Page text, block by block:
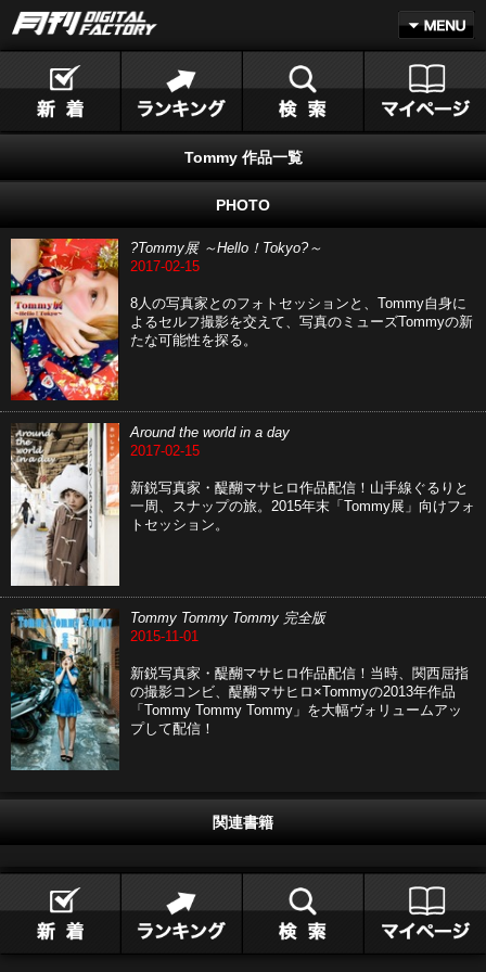
Tommy 作品一覧
PHOTO
?Tommy展 ～Hello！Tokyo?～
2017-02-15
8人の写真家とのフォトセッションと、Tommy自身に
よるセルフ撮影を交えて、写真のミューズTommyの新
たな可能性を探る。
Around the world in a day
2017-02-15
新鋭写真家・醍醐マサヒロ作品配信！山手線ぐるりと
一周、スナップの旅。2015年末「Tommy展」向けフォ
トセッション。
Tommy Tommy Tommy 完全版
2015-11-01
新鋭写真家・醍醐マサヒロ作品配信！当時、関西屈指
の撮影コンビ、醍醐マサヒロ×Tommyの2013年作品
「Tommy Tommy Tommy」を大幅ヴォリュームアッ
プして配信！
関連書籍